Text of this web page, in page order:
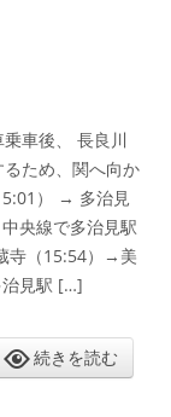
車後、 長良川
ため、関へ向か
） → 多治見
央線で多治見駅
寺（15:54）→美
治見駅 […]
続きを読む